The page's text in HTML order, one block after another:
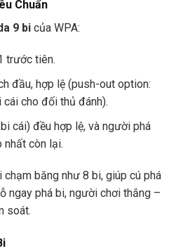
Chuẩn
9 bi của WPA:
trước tiên.
đầu, hợp lệ (push-out option:
cho đối thủ đánh).
cái) đều hợp lệ, và người phá
còn lại.
băng như 8 bi, giúp cú phá
ngay phá bi, người chơi thắng –
soát.